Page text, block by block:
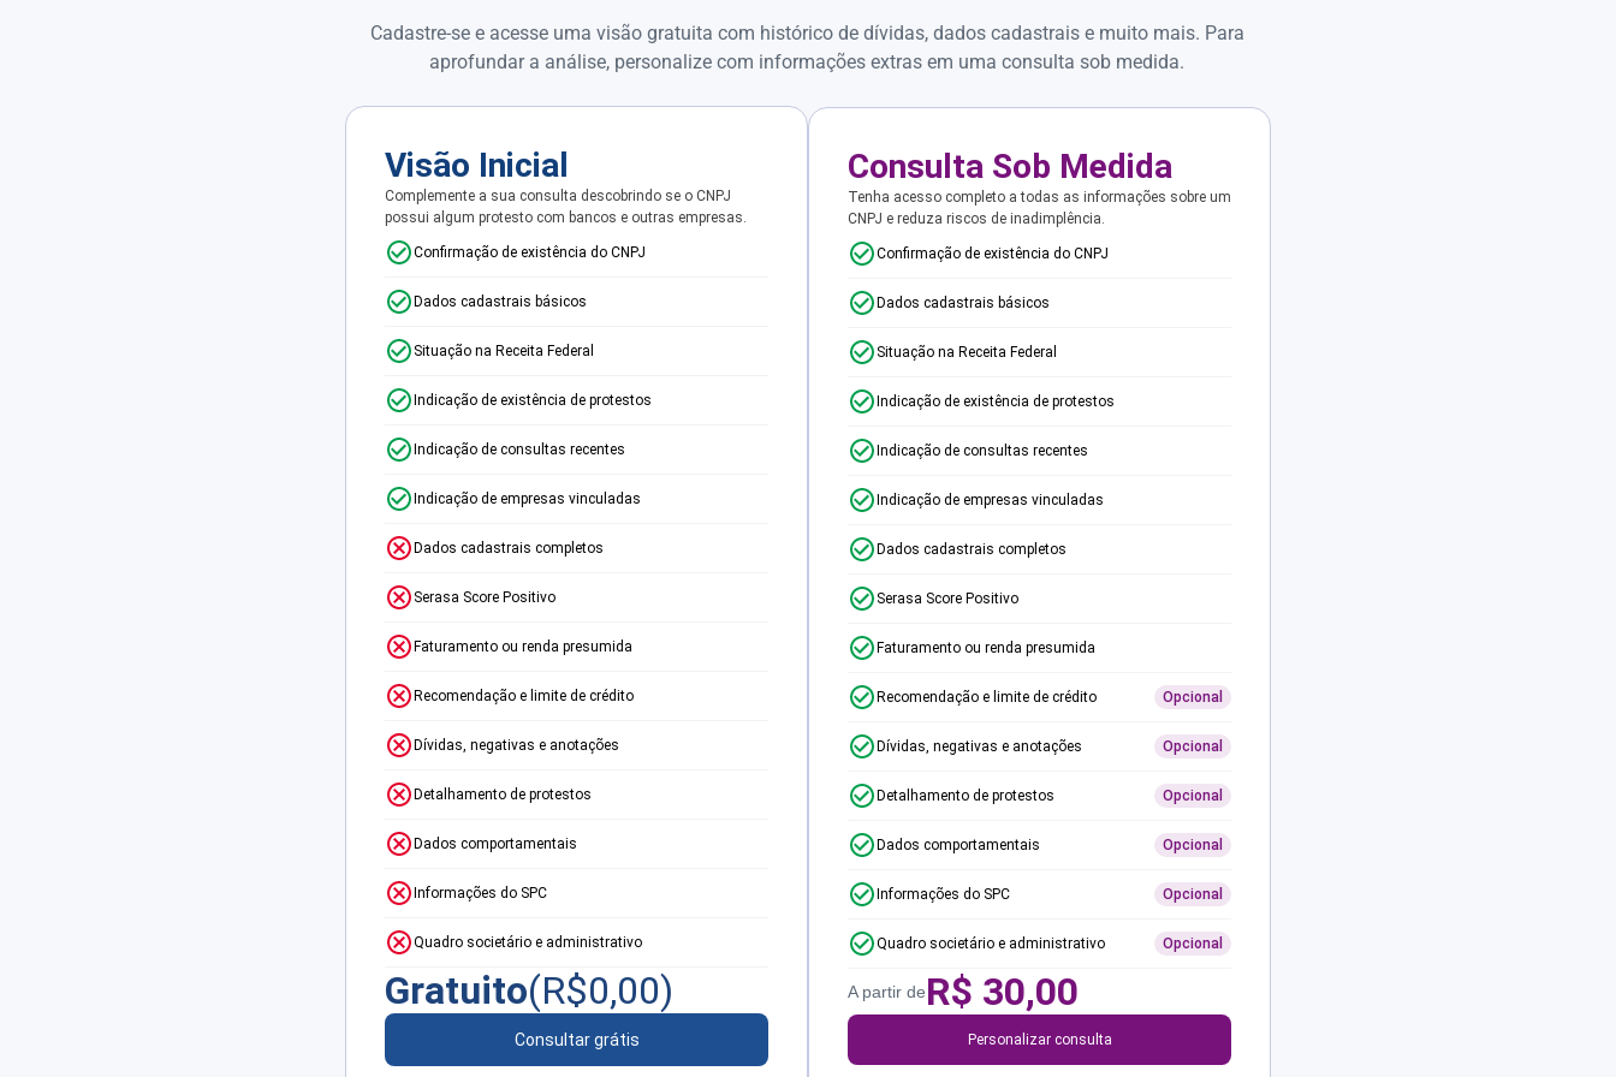
Cadastre-se e acesse uma visão gratuita com histórico de dívidas, dados cadastrais e muito mais. Para
aprofundar a análise, personalize com informações extras em uma consulta sob medida.
Visão Inicial
Complemente a sua consulta descobrindo se o CNPJ
possui algum protesto com bancos e outras empresas.
Confirmação de existência do CNPJ
Dados cadastrais básicos
Situação na Receita Federal
Indicação de existência de protestos
Indicação de consultas recentes
Indicação de empresas vinculadas
Dados cadastrais completos
Serasa Score Positivo
Faturamento ou renda presumida
Recomendação e limite de crédito
Dívidas, negativas e anotações
Detalhamento de protestos
Dados comportamentais
Informações do SPC
Quadro societário e administrativo
Gratuito(R$0,00)
Consultar grátis
Consulta Sob Medida
Tenha acesso completo a todas as informações sobre um
CNPJ e reduza riscos de inadimplência.
Confirmação de existência do CNPJ
Dados cadastrais básicos
Situação na Receita Federal
Indicação de existência de protestos
Indicação de consultas recentes
Indicação de empresas vinculadas
Dados cadastrais completos
Serasa Score Positivo
Faturamento ou renda presumida
Recomendação e limite de crédito Opcional
Dívidas, negativas e anotações Opcional
Detalhamento de protestos Opcional
Dados comportamentais Opcional
Informações do SPC Opcional
Quadro societário e administrativo Opcional
A partir deR$ 30,00
Personalizar consulta